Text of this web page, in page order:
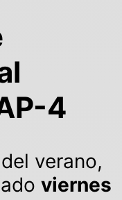
4
verano,
viernes